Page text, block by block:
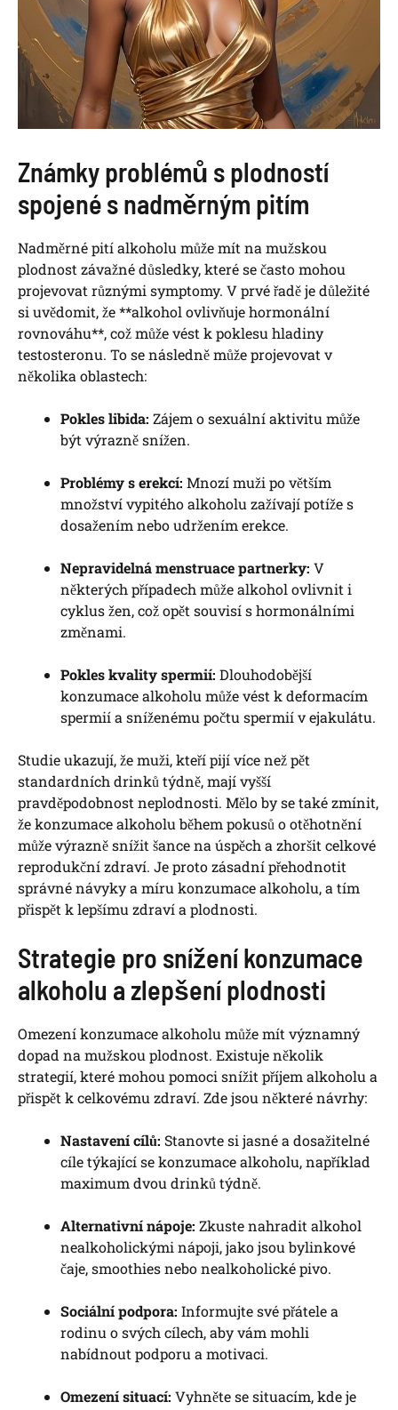
Známky problémů s plodností
spojené s nadměrným pitím
Nadměrné pití alkoholu může mít na mužskou
plodnost závažné důsledky, které se často mohou
projevovat různými symptomy. V prvé řadě je důležité
si uvědomit, že **alkohol ovlivňuje hormonální
rovnováhu**, což může vést k poklesu hladiny
testosteronu. To se následně může projevovat v
několika oblastech:
Pokles libida: Zájem o sexuální aktivitu může
být výrazně snížen.
Problémy s erekcí: Mnozí muži po větším
množství vypitého alkoholu zažívají potíže s
dosažením nebo udržením erekce.
Nepravidelná menstruace partnerky: V
některých případech může alkohol ovlivnit i
cyklus žen, což opět souvisí s hormonálními
změnami.
Pokles kvality spermií: Dlouhodobější
konzumace alkoholu může vést k deformacím
spermií a sníženému počtu spermií v ejakulátu.
Studie ukazují, že muži, kteří pijí více než pět
standardních drinků týdně, mají vyšší
pravděpodobnost neplodnosti. Mělo by se také zmínit,
že konzumace alkoholu během pokusů o otěhotnění
může výrazně snížit šance na úspěch a zhoršit celkové
reprodukční zdraví. Je proto zásadní přehodnotit
správné návyky a míru konzumace alkoholu, a tím
přispět k lepšímu zdraví a plodnosti.
Strategie pro snížení konzumace
alkoholu a zlepšení plodnosti
Omezení konzumace alkoholu může mít významný
dopad na mužskou plodnost. Existuje několik
strategií, které mohou pomoci snížit příjem alkoholu a
přispět k celkovému zdraví. Zde jsou některé návrhy:
Nastavení cílů: Stanovte si jasné a dosažitelné
cíle týkající se konzumace alkoholu, například
maximum dvou drinků týdně.
Alternativní nápoje: Zkuste nahradit alkohol
nealkoholickými nápoji, jako jsou bylinkové
čaje, smoothies nebo nealkoholické pivo.
Sociální podpora: Informujte své přátele a
rodinu o svých cílech, aby vám mohli
nabídnout podporu a motivaci.
Omezení situací: Vyhněte se situacím, kde je